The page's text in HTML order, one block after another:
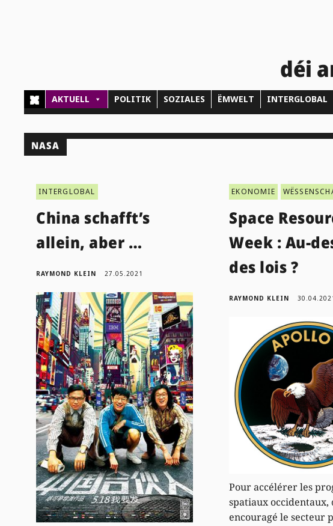
déi
AKTUELL POLITIK SOZIALES ËMWELT INTERGLOBAL
NASA
INTERGLOBAL
China schafft’s
allein, aber …
RAYMOND KLEIN 27.05.2021
EKONOMIE
Space
Week : Au-
des lois ?
RAYMOND KLEIN
Pour accélérer les
spatiaux occidentaux,
encouragé le secteur